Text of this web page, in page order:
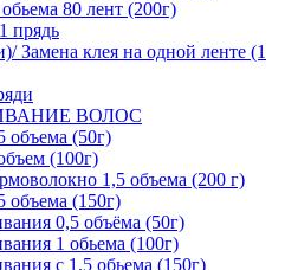
80 лент (200г)
прядь
Замена клея на одной ленте (1
ВОЛОС
объема (50г)
(100г)
1,5 объема (200 г)
объема (150г)
0,5 объёма (50г)
1 обьема (100г)
с 1.5 обьема (150г)